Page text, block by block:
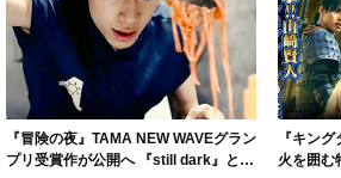
『冒険の夜』TAMA NEW WAVEグラン
プリ受賞作が公開へ 『still dark』と同
『キン
火を囲む